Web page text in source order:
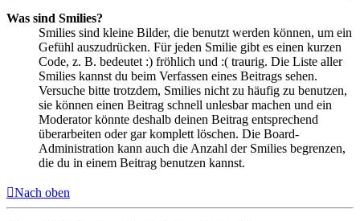
Was sind Smilies?
Smilies sind kleine Bilder, die benutzt werden können, um ein
Gefühl auszudrücken. Für jeden Smilie gibt es einen kurzen
Code, z. B. bedeutet :) fröhlich und :( traurig. Die Liste aller
Smilies kannst du beim Verfassen eines Beitrags sehen.
Versuche bitte trotzdem, Smilies nicht zu häufig zu benutzen,
sie können einen Beitrag schnell unlesbar machen und ein
Moderator könnte deshalb deinen Beitrag entsprechend
überarbeiten oder gar komplett löschen. Die Board-
Administration kann auch die Anzahl der Smilies begrenzen,
die du in einem Beitrag benutzen kannst.
Nach oben